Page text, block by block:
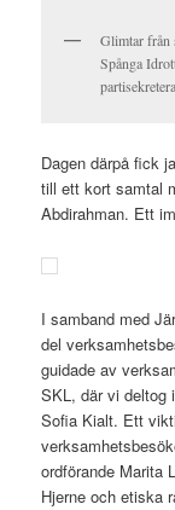
Glimtar från
Spånga
Dagen därpå fick
till ett kort samtal
Abdirahman. Ett
I samband med
del
guidade av
SKL, där vi deltog
Sofia Kialt. Ett
ordförande Marita
Hjerne och etiska